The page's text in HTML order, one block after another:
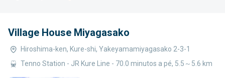
Village House Miyagasako
Hiroshima-ken, Kure-shi, Yakeyamamiyagasako 2-3-1
Tenno Station - JR Kure Line - 70.0 minutos a pé, 5.5～5.6 km